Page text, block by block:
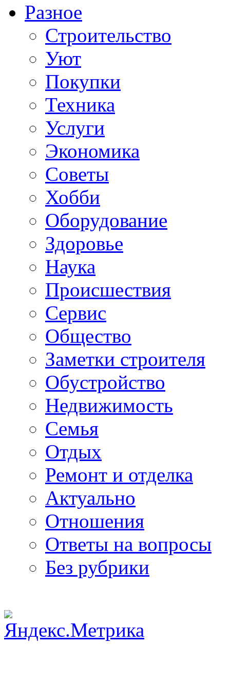
Разное
Строительство
Уют
Покупки
Техника
Услуги
Экономика
Советы
Хобби
Oборудование
Здоровье
Наука
Происшествия
Сервис
Общество
Заметки строителя
Обустройство
Недвижимость
Семья
Отдых
Ремонт и отделка
Актуально
Отношения
Ответы на вопросы
Без рубрики